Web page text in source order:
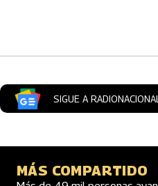
SIGUE A
MÁS COMPARTIDO